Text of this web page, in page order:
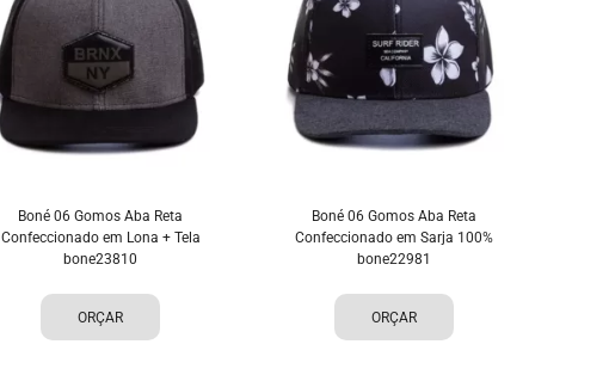
Boné 06 Gomos Aba Reta
Confeccionado em Lona + Tela
bone23810
ORÇAR
Boné 06 Gomos Aba Reta
Confeccionado em Sarja 100%
bone22981
ORÇAR